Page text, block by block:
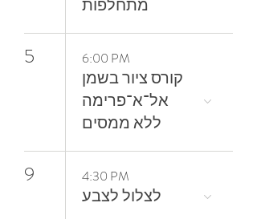
מתחלפות
5 6:00 PM
קורס ציור בשמן
אל־א־פרימה
ללא ממסים
9 4:30 PM